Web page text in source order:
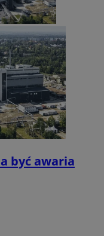
być awaria